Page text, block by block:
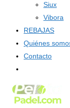
Siux
Vibora
REBAJAS
Quiénes
Contacto